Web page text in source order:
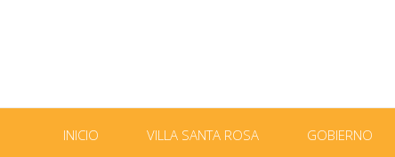
INICIO VILLA SANTA ROSA GOBIERNO